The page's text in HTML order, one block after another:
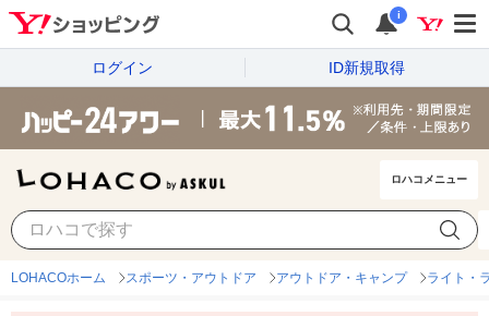
i
ログイン ID新規取得
ロハコメニュー
LOHACOホーム スポーツ・アウトドア アウトドア・キャンプ ライト・